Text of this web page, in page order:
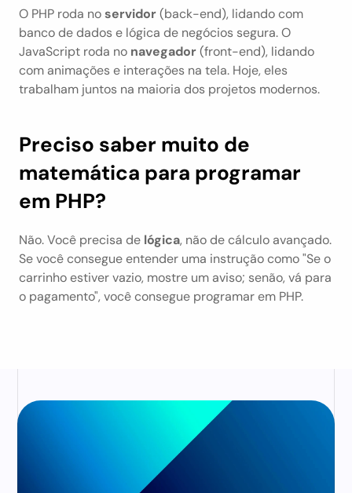
O PHP roda no servidor (back-end), lidando com
banco de dados e lógica de negócios segura. O
JavaScript roda no navegador (front-end), lidando
com animações e interações na tela. Hoje, eles
trabalham juntos na maioria dos projetos modernos.
Preciso saber muito de
matemática para programar
em PHP?
Não. Você precisa de lógica, não de cálculo avançado.
Se você consegue entender uma instrução como "Se o
carrinho estiver vazio, mostre um aviso; senão, vá para
o pagamento", você consegue programar em PHP.